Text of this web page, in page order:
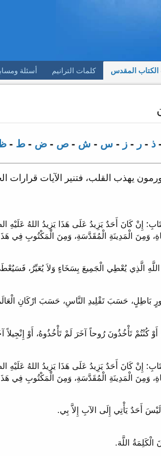
الكتاب المقدس كلمات الترانيم أسئلة
ذ - ر - ز - س - ش - ص - ض - ط -
يهذب القلب، فتنير الآيات قرارات
وَمِنَ الْمَدِينَةِ الْمُقَدَّسَةِ، وَمِنَ الْمَكْتُوبِ فِي
وَمِنَ الْمَدِينَةِ الْمُقَدَّسَةِ، وَمِنَ الْمَكْتُوبِ فِي